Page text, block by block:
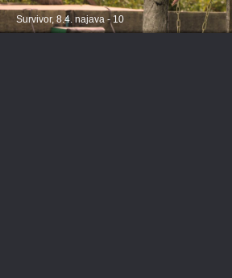
Survivor, 8.4. najava - 10